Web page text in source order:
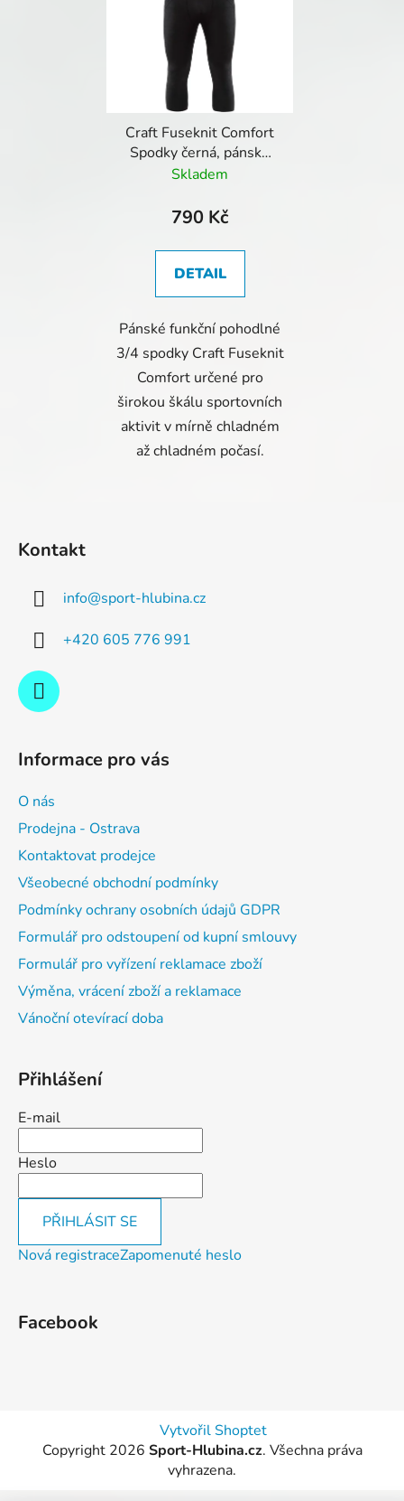
Craft Fuseknit Comfort
Spodky černá, pánské
3/4
Skladem
790 Kč
DETAIL
Pánské funkční pohodlné
3/4 spodky Craft Fuseknit
Comfort určené pro
širokou škálu sportovních
aktivit v mírně chladném
až chladném počasí.
Kontakt
info@sport-hlubina.cz
+420 605 776 991
Informace pro vás
O nás
Prodejna - Ostrava
Kontaktovat prodejce
Všeobecné obchodní podmínky
Podmínky ochrany osobních údajů GDPR
Formulář pro odstoupení od kupní smlouvy
Formulář pro vyřízení reklamace zboží
Výměna, vrácení zboží a reklamace
Vánoční otevírací doba
Přihlášení
E-mail
Heslo
PŘIHLÁSIT SE
Nová registraceZapomenuté heslo
Facebook
Vytvořil Shoptet
Copyright 2026 Sport-Hlubina.cz. Všechna práva
vyhrazena.